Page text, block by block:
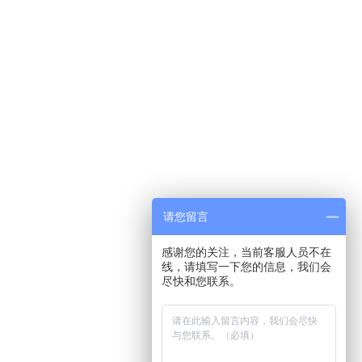
请您留言
感谢您的关注，当前客服人员不在
线，请填写一下您的信息，我们会
尽快和您联系。